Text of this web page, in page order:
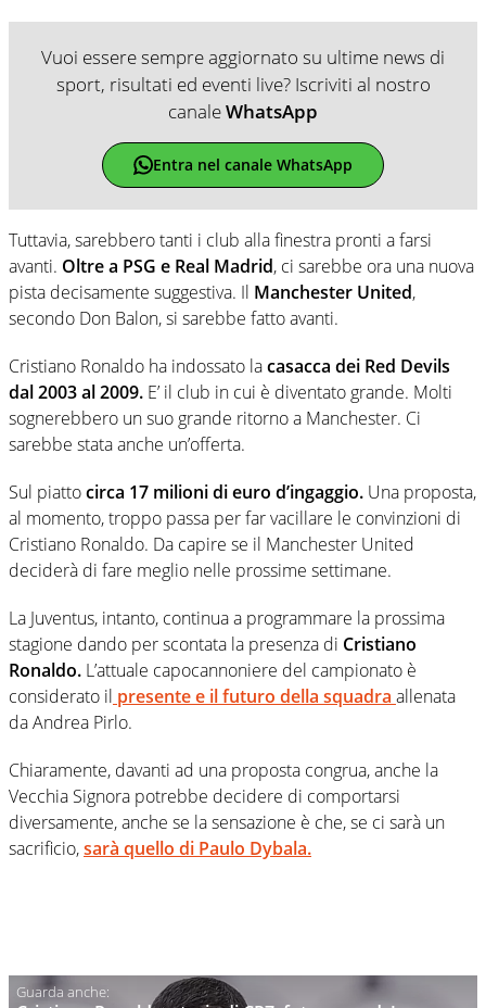
Vuoi essere sempre aggiornato su ultime news di
sport, risultati ed eventi live? Iscriviti al nostro
canaleWhatsApp
Entra nel canale WhatsApp
Tuttavia, sarebbero tanti i club alla finestra pronti a farsi
avanti. Oltre a PSG e Real Madrid, ci sarebbe ora una nuova
pista decisamente suggestiva. Il Manchester United,
secondo Don Balon, si sarebbe fatto avanti.
Cristiano Ronaldo ha indossato lacasacca dei Red Devils
dal 2003 al 2009. E’ il club in cui è diventato grande. Molti
sognerebbero un suo grande ritorno a Manchester. Ci
sarebbe stata anche un’offerta.
Sul piattocirca 17 milioni di euro d’ingaggio. Una proposta,
al momento, troppo passa per far vacillare le convinzioni di
Cristiano Ronaldo. Da capire se il Manchester United
deciderà di fare meglio nelle prossime settimane.
La Juventus, intanto, continua a programmare la prossima
stagione dando per scontata la presenza di Cristiano
Ronaldo. L’attuale capocannoniere del campionato è
considerato il presente e il futuro della squadra allenata
da Andrea Pirlo.
Chiaramente, davanti ad una proposta congrua, anche la
Vecchia Signora potrebbe decidere di comportarsi
diversamente, anche se la sensazione è che, se ci sarà un
sacrificio,sarà quello di Paulo Dybala.